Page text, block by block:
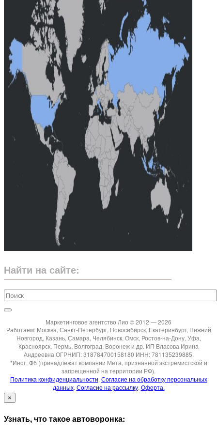
Найти на сайте:
Маркетинговое агентство Лио © 2012 — 2026
Работаем: Москва, Санкт-Петербург, Новосибирск, Екатеринбург, Нижний
Новгород, Казань, Самара, Челябинск, Омск, Ростов-на-Дону, Уфа,
Красноярск, Пермь, Волгоград, Воронеж и др. ИП Власова Ирина
Андреевна ОГРНИП: 318784700158180 ИНН: 781135239885.
*Инст, Фб (принадлежат компании Мета, признанной экстремистской и
запрещенной на территории РФ).
Политика конфиденциальности. Согласие на обработку персональных
данных. Согласие на рассылку. Оферта.
×
Узнать, что такое автоворонка: